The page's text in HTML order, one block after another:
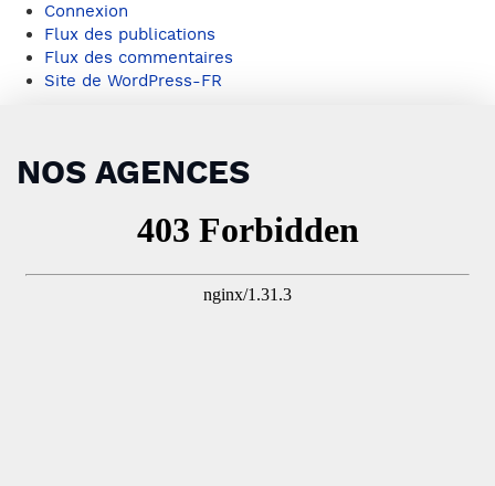
Connexion
Flux des publications
Flux des commentaires
Site de WordPress-FR
NOS AGENCES